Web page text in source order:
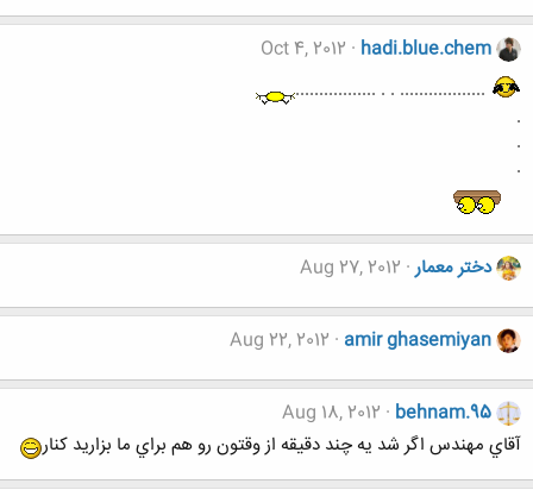
hadi.blue.chem
Oct 4, 2012
.................. . . .................
.
.
.
دختر معمار Aug 27, 2012
amir ghasemiyan
Aug 22, 2012
behnam.95
Aug 18, 2012
آقاي مهندس اگر شد يه چند دقيقه از وقتون رو هم براي ما بزاريد كنار